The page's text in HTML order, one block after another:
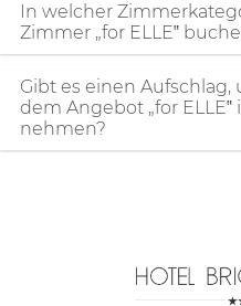
In welcher
Zimmer „for ELLE‟
Gibt es einen
dem Angebot „for
nehmen?